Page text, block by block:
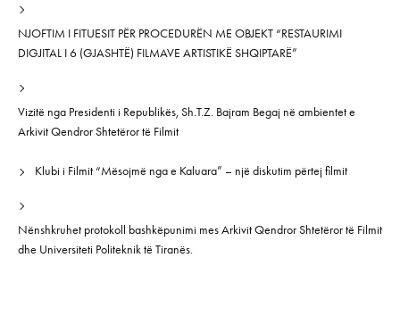
NJOFTIM I FITUESIT PËR PROCEDURËN ME OBJEKT “RESTAURIMI
DIGJITAL I 6 (GJASHTË) FILMAVE ARTISTIKË SHQIPTARË”
Vizitë nga Presidenti i Republikës, Sh.T.Z. Bajram Begaj në ambientet e
Arkivit Qendror Shtetëror të Filmit
Klubi i Filmit “Mësojmë nga e Kaluara” – një diskutim përtej filmit
Nënshkruhet protokoll bashkëpunimi mes Arkivit Qendror Shtetëror të Filmit
dhe Universiteti Politeknik të Tiranës.